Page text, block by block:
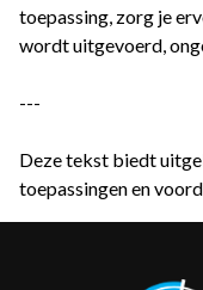
toepassing, zorg je
wordt uitgevoerd,
---
Deze tekst biedt
toepassingen en